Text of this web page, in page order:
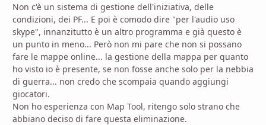
Non c'è un sistema di gestione dell'iniziativa, delle
condizioni, dei PF... E poi è comodo dire "per l'audio uso
skype", innanzitutto è un altro programma e già questo è
un punto in meno... Però non mi pare che non si possano
fare le mappe online... la gestione della mappa per quanto
ho visto io è presente, se non fosse anche solo per la nebbia
di guerra... non credo che scompaia quando aggiungi
giocatori.
Non ho esperienza con Map Tool, ritengo solo strano che
abbiano deciso di fare questa eliminazione.